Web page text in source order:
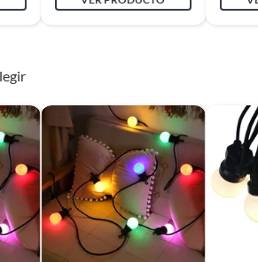
Genérico
NUEVO